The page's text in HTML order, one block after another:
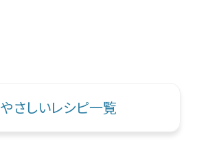
やさしいレシピ一覧